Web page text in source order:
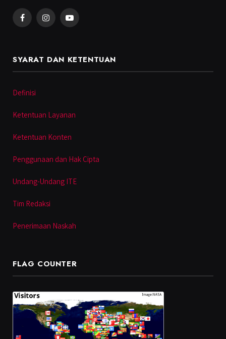
FacebookInstagramYouTube
SYARAT DAN KETENTUAN
Definisi
Ketentuan Layanan
Ketentuan Konten
Penggunaan dan Hak Cipta
Undang-Undang ITE
Tim Redaksi
Penerimaan Naskah
FLAG COUNTER